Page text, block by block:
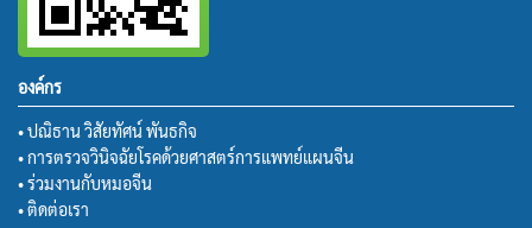
องค์กร
• ปณิธาน วิสัยทัศน์ พันธกิจ
• การตรวจวินิจฉัยโรคด้วยศาสตร์การแพทย์แผนจีน
• ร่วมงานกับหมอจีน
• ติดต่อเรา